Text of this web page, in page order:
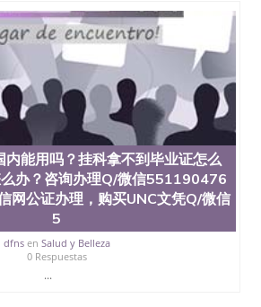
州立大学（San Jose State
州立大学（San Jose State
州立大学（San Jose State
州立大学学位证（San Jose State
州立大学学位证（San Jose State
州立大学学位证（San Jose State
州立大学（San Jose State
州立大学（San Jose State
州立大学（San Jose State
州立大学（San Jose State
州立大学学位证（San Jose State
州立大学学位证（San Jose State
州立大学结业证（San Jose State
州立大学结业证（San Jose State
州立大学结业证（San Jose State
州立大学学位证（San Jose State
州立大学学位证（San Jose State
内能用吗？挂科拿不到毕业证怎么
办？咨询办理Q/微信551190476
网公证办理，购买UNC文凭Q/微信
5
dfnsen Salud y Belleza
0 Respuestas
...